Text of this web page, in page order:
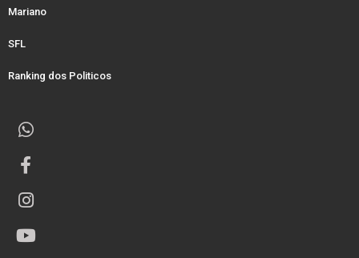
Mariano
SFL
Ranking dos Politicos